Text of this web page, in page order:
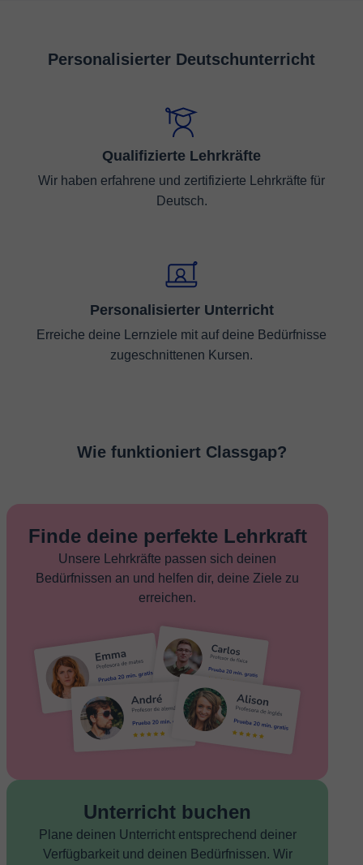
Personalisierter Deutschunterricht
Qualifizierte Lehrkräfte
Wir haben erfahrene und zertifizierte Lehrkräfte für
Deutsch.
Personalisierter Unterricht
Erreiche deine Lernziele mit auf deine Bedürfnisse
zugeschnittenen Kursen.
Wie funktioniert Classgap?
Finde deine perfekte Lehrkraft
Unsere Lehrkräfte passen sich deinen
Bedürfnissen an und helfen dir, deine Ziele zu
erreichen.
Unterricht buchen
Plane deinen Unterricht entsprechend deiner
Verfügbarkeit und deinen Bedürfnissen. Wir